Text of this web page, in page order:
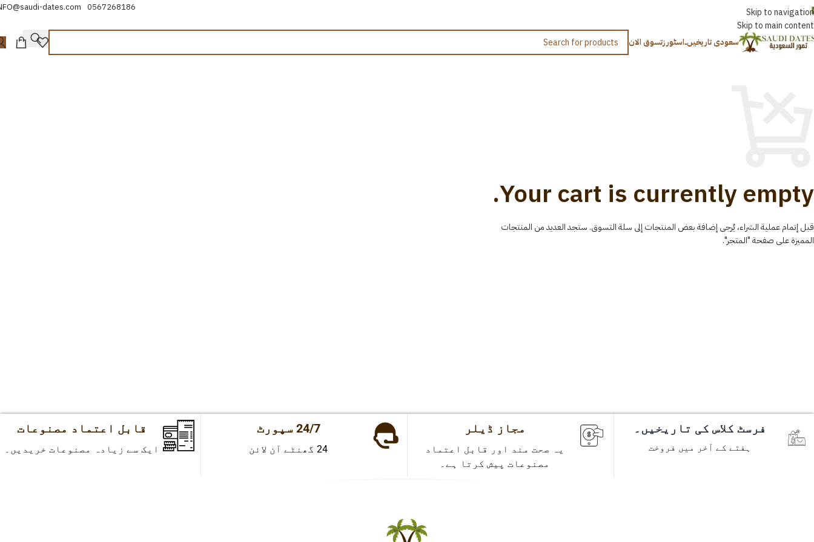
Skip to navigation
Skip to main content
اردو 0567268186
dates.com
سعودی تاریخیں۔اسٹورزتسوق الان
Your cart is currently empty.
قبل إتمام عملية الشراء، يُرجى إضافة بعض المنتجات إلى سلة التسوق. ستجد العديد من المنتجات
المميزة على صفحة "المتجر".
فرسٹ کلاس کی تاریخیں۔
ہفتے کے آخر میں فروخت
مجاز ڈیلر
یہ صحت مند اور قابل اعتماد
مصنوعات پیش کرتا ہے۔
24/7 سپورٹ
24 گھنٹے آن لائن
قابل اعتماد مصنوعات
ایک سے زیادہ مصنوعات خریدیں۔